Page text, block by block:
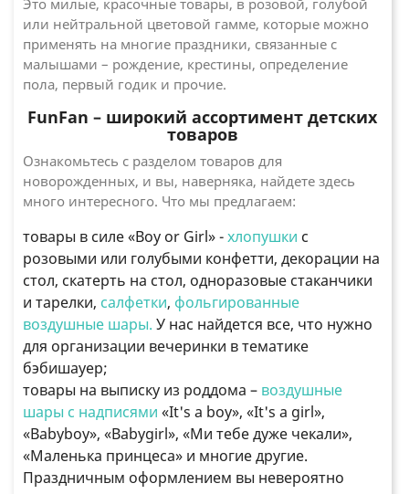
Это милые, красочные товары, в розовой, голубой
или нейтральной цветовой гамме, которые можно
применять на многие праздники, связанные с
малышами – рождение, крестины, определение
пола, первый годик и прочие.
FunFan – широкий ассортимент детских
товаров
Ознакомьтесь с разделом товаров для
новорожденных, и вы, наверняка, найдете здесь
много интересного. Что мы предлагаем:
товары в силе «Boy or Girl» -хлопушки с
розовыми или голубыми конфетти, декорации на
стол, скатерть на стол, одноразовые стаканчики
и тарелки, салфетки, фольгированные
воздушные шары. У нас найдется все, что нужно
для организации вечеринки в тематике
бэбишауер;
товары на выписку из роддома – воздушные
шары с надписями «It's a boy», «It's a girl»,
«Babyboy», «Babygirl», «Ми тебе дуже чекали»,
«Маленька принцеса» и многие другие.
Праздничным оформлением вы невероятно